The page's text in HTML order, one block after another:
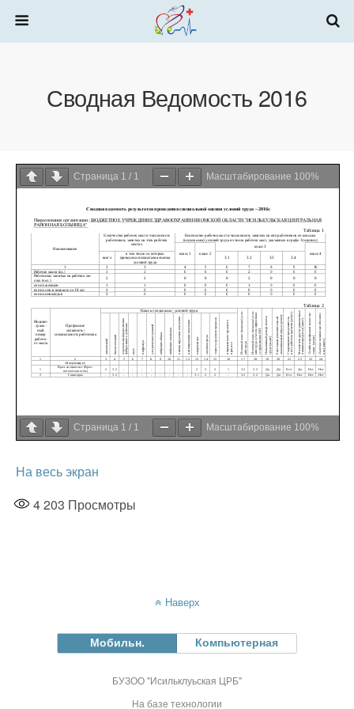
Сводная Ведомость 2016
Страница 1 / 1 Масштабирование 100%
Страница 1 / 1 Масштабирование 100%
На весь экран
4 203 Просмотры
Наверх
Мобильн. Компьютерная
БУЗОО "Исильклуьская ЦРБ"
На базе технологии